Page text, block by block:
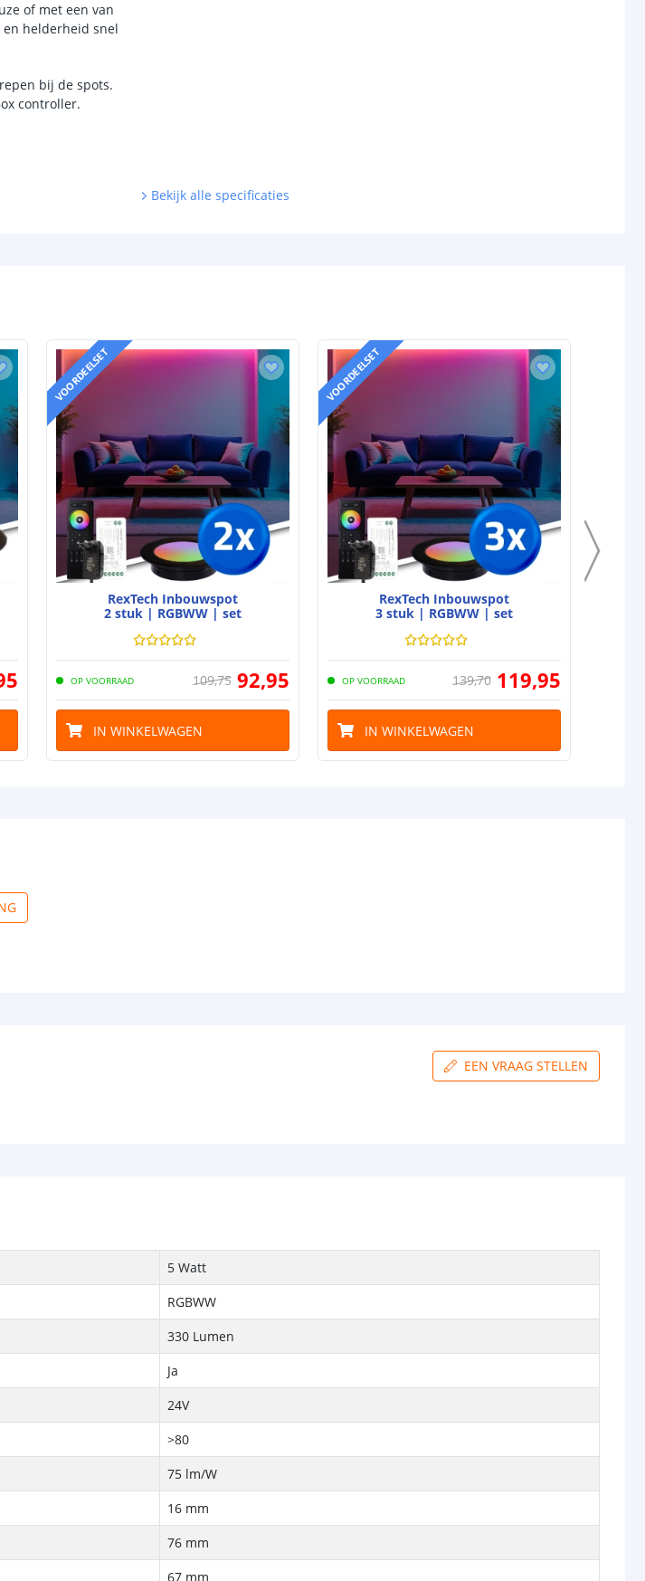
of met een van
helderheid snel
bij de spots.
controller.
Bekijk alle specificaties
VOORDEELSET
RexTech Inbouwspot
2 stuk | RGBWW | set
OP VOORRAAD 109,75 92,95
IN WINKELWAGEN
VOORDEELSET
RexTech Inbouwspot
3 stuk | RGBWW | set
OP VOORRAAD 139,70 119,95
IN WINKELWAGEN
EEN VRAAG STELLEN
5 Watt
RGBWW
330 Lumen
Ja
24V
>80
75 lm/W
16 mm
76 mm
67 mm